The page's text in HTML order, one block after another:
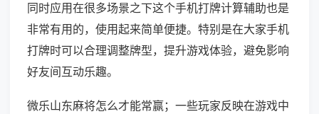
同时应用在很多场景之下这个手机打牌计算辅助也是
非常有用的，使用起来简单便捷。特别是在大家手机
打牌时可以合理调整牌型，提升游戏体验，避免影响
好友间互动乐趣。
微乐山东麻将怎么才能常赢；一些玩家反映在游戏中